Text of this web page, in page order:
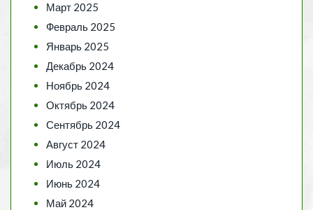
Март 2025
Февраль 2025
Январь 2025
Декабрь 2024
Ноябрь 2024
Октябрь 2024
Сентябрь 2024
Август 2024
Июль 2024
Июнь 2024
Май 2024